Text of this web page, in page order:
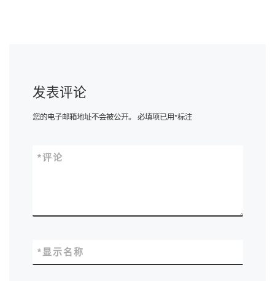
发表评论
您的电子邮箱地址不会被公开。 必填项已用*标注
评论
*
显示名称
*